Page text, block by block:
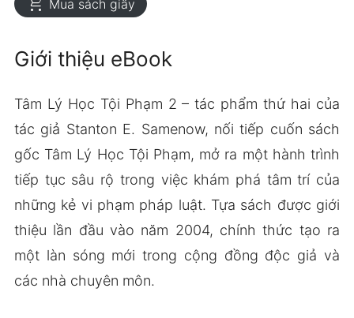
Mua sách giấy
Giới thiệu eBook
Tâm Lý Học Tội Phạm 2 – tác phẩm thứ hai của
tác giả Stanton E. Samenow, nối tiếp cuốn sách
gốc Tâm Lý Học Tội Phạm, mở ra một hành trình
tiếp tục sâu rộ trong việc khám phá tâm trí của
những kẻ vi phạm pháp luật. Tựa sách được giới
thiệu lần đầu vào năm 2004, chính thức tạo ra
một làn sóng mới trong cộng đồng độc giả và
các nhà chuyên môn.